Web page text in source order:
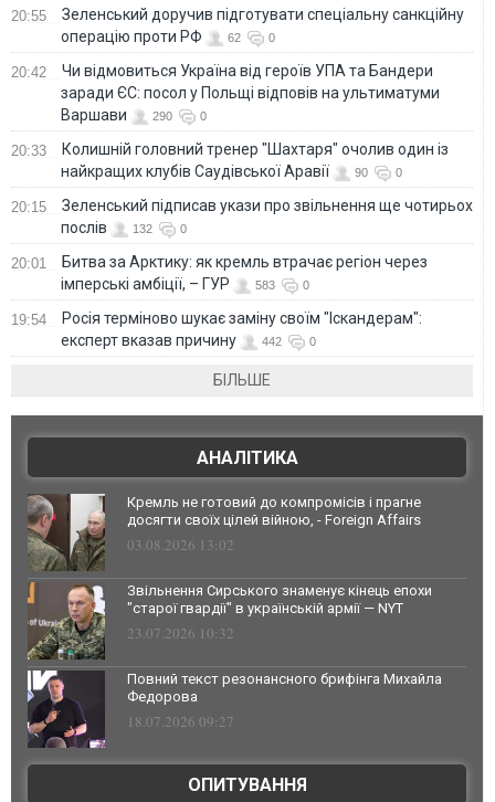
20:55
Зеленський доручив підготувати спеціальну санкційну
операцію проти РФ
62 0
20:42
Чи відмовиться Україна від героїв УПА та Бандери
заради ЄС: посол у Польщі відповів на ультиматуми
Варшави
290 0
20:33
Колишній головний тренер "Шахтаря" очолив один із
найкращих клубів Саудівської Аравії
90 0
20:15
Зеленський підписав укази про звільнення ще чотирьох
послів
132 0
20:01
Битва за Арктику: як кремль втрачає регіон через
імперські амбіції, – ГУР
583 0
19:54
Росія терміново шукає заміну своїм "Іскандерам":
експерт вказав причину
442 0
БІЛЬШЕ
АНАЛІТИКА
Кремль не готовий до компромісів і прагне
досягти своїх цілей війною, - Foreign Affairs
03.08.2026 13:02
Звільнення Сирського знаменує кінець епохи
"старої гвардії" в українській армії — NYT
23.07.2026 10:32
Повний текст резонансного брифінга Михайла
Федорова
18.07.2026 09:27
ОПИТУВАННЯ